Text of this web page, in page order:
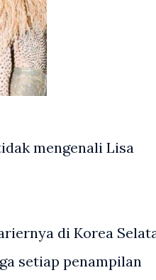
mengenali Lisa
di Korea
setiap penampilan